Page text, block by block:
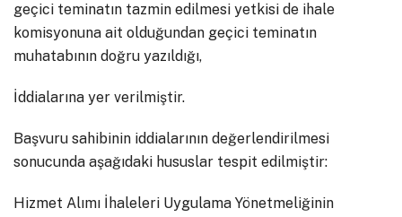
geçici teminatın tazmin edilmesi yetkisi de ihale
komisyonuna ait olduğundan geçici teminatın
muhatabının doğru yazıldığı,
İddialarına yer verilmiştir.
Başvuru sahibinin iddialarının değerlendirilmesi
sonucunda aşağıdaki hususlar tespit edilmiştir:
Hizmet Alımı İhaleleri Uygulama Yönetmeliğinin